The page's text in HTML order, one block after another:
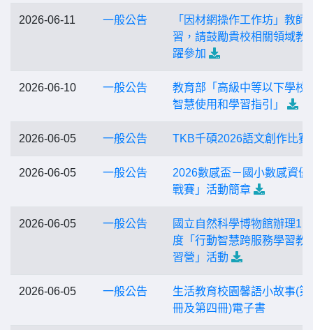
2026-06-11 一般公告
「因材網操作工作坊」教師
習，請鼓勵貴校相關領域教
躍參加
2026-06-10 一般公告
教育部「高級中等以下學校
智慧使用和學習指引」
2026-06-05 一般公告 TKB千碩2026語文創作比賽
2026-06-05 一般公告
2026數感盃－國小數感資優
戰賽」活動簡章
2026-06-05 一般公告
國立自然科學博物館辦理
度「行動智慧跨服務學習教
習營」活動
2026-06-05 一般公告
生活教育校園馨語小故事(第
冊及第四冊)電子書